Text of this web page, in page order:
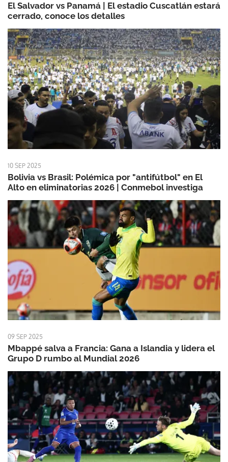
El Salvador vs Panamá | El estadio Cuscatlán estará
cerrado, conoce los detalles
10 SEP 2025
Bolivia vs Brasil: Polémica por "antifútbol" en El
Alto en eliminatorias 2026 | Conmebol investiga
09 SEP 2025
Mbappé salva a Francia: Gana a Islandia y lidera el
Grupo D rumbo al Mundial 2026